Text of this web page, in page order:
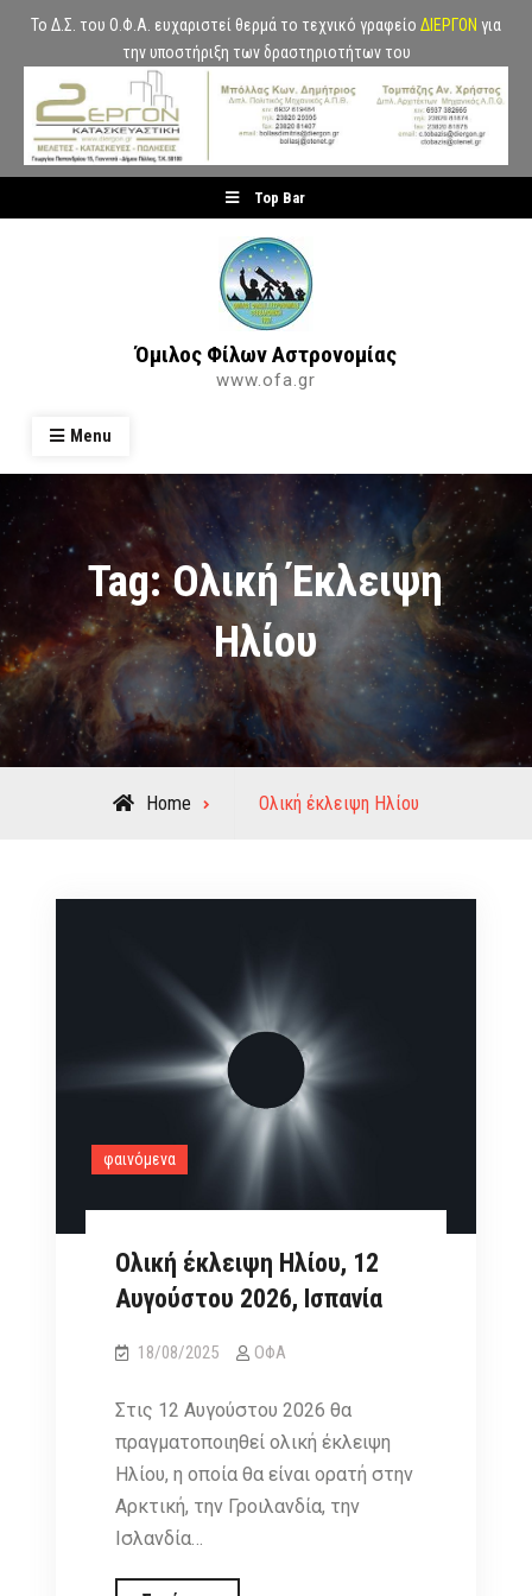
Το Δ.Σ. του Ο.Φ.Α. ευχαριστεί θερμά το τεχνικό γραφείο ΔΙΕΡΓΟΝ για
την υποστήριξη των δραστηριοτήτων του
to
Top Bar
Όμιλος Φίλων Αστρονομίας
www.ofa.gr
Menu
Tag:Ολική Έκλειψη
Ηλίου
Home
Posts
Ολική έκλειψη Ηλίου
φαινόμενα
Ολική έκλειψη Ηλίου, 12
Αυγούστου 2026, Ισπανία
18/08/2025 ΟΦΑ
Στις 12 Αυγούστου 2026 θα
πραγματοποιηθεί ολική έκλειψη
Ηλίου, η οποία θα είναι ορατή στην
Αρκτική, την Γροιλανδία, την
Ισλανδία…